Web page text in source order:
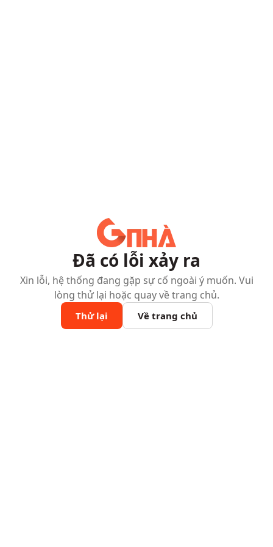
Đã có lỗi xảy ra
Xin lỗi, hệ thống đang gặp sự cố ngoài ý muốn. Vui
lòng thử lại hoặc quay về trang chủ.
Thử lại Về trang chủ